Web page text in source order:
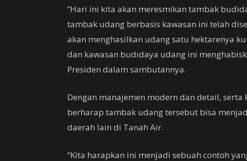
“Hari ini kita akan meresmikan tambak
tambak udang berbasis kawasan ini telah
akan menghasilkan udang satu hektarenya
dan kawasan budidaya udang ini
Presiden dalam sambutannya.
Dengan manajemen modern dan detail, serta
berharap tambak udang tersebut bisa
daerah lain di Tanah Air.
“Kita harapkan ini menjadi sebuah contoh